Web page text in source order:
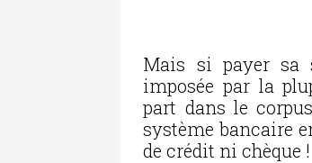
Mais si payer sa
imposée par la
part dans le
système bancaire
de crédit ni chèque !